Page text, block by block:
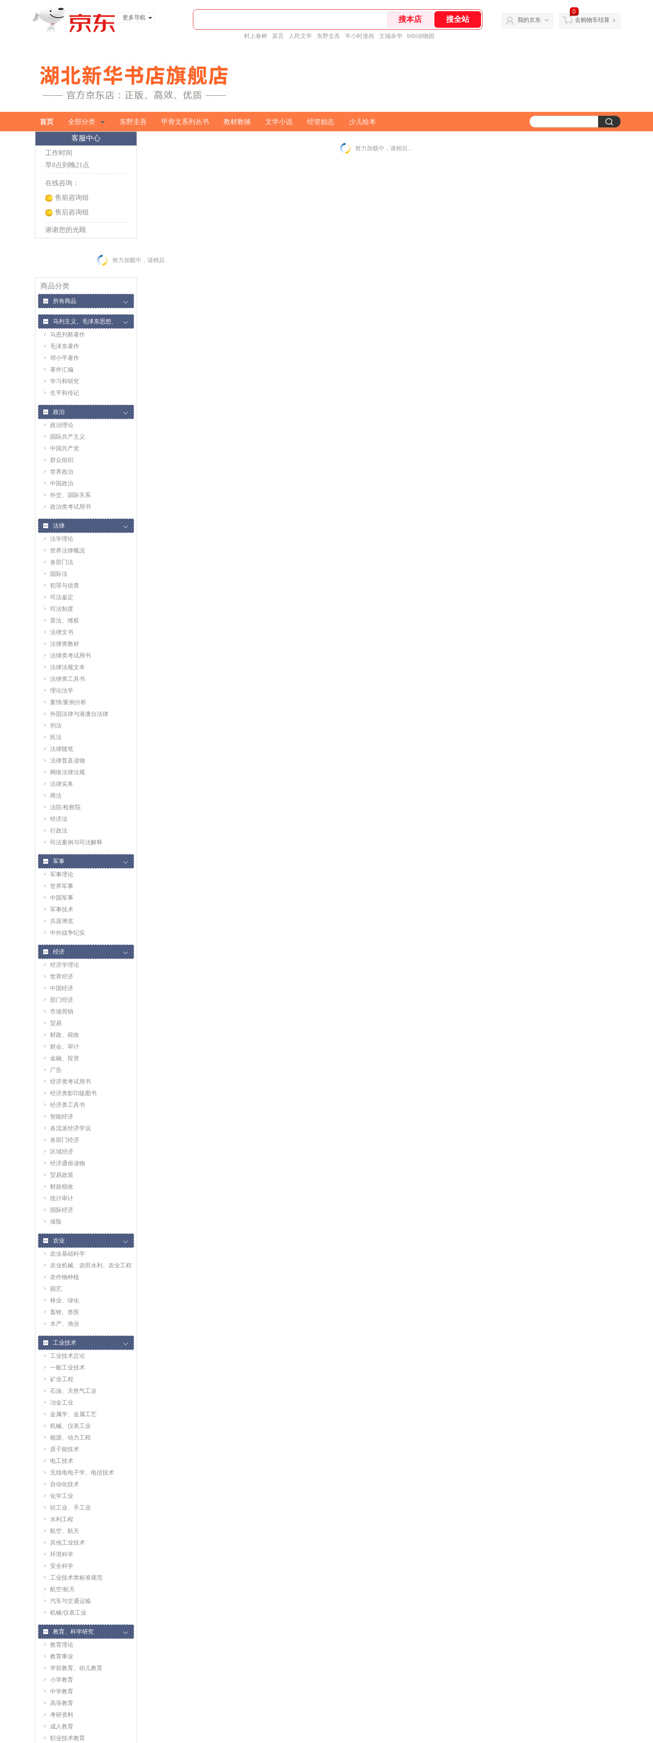
更多导航
村上春树 莫言 人民文学 东野圭吾 半小时漫画 文城余华 bibi动物园
我的京东
0
去购物车结算
首页 全部分类 东野圭吾 甲骨文系列丛书 教材教辅 文学小说 经管励志 少儿绘本
客服中心
工作时间
早8点到晚21点
在线咨询：
售前咨询组
售后咨询组
谢谢您的光顾
努力加载中，请稍后...
商品分类
所有商品
马列主义、毛泽东思想、
邓小平理论
马恩列斯著作
毛泽东著作
邓小平著作
著作汇编
学习和研究
生平和传记
政治
政治理论
国际共产主义
中国共产党
群众组织
世界政治
中国政治
外交、国际关系
政治类考试用书
法律
法学理论
世界法律概况
各部门法
国际法
犯罪与侦查
司法鉴定
司法制度
普法、维权
法律文书
法律类教材
法律类考试用书
法律法规文本
法律类工具书
理论法学
案情/案例分析
外国法律与港澳台法律
刑法
民法
法律随笔
法律普及读物
网络法律法规
法律实务
商法
法院/检察院
经济法
行政法
司法案例与司法解释
军事
军事理论
世界军事
中国军事
军事技术
兵器博览
中外战争纪实
经济
经济学理论
世界经济
中国经济
部门经济
市场营销
贸易
财政、税收
财会、审计
金融、投资
广告
经济类考试用书
经济类影印版图书
经济类工具书
智能经济
各流派经济学说
各部门经济
区域经济
经济通俗读物
贸易政策
财政税收
统计审计
国际经济
保险
农业
农业基础科学
农业机械、农田水利、农业工程
农作物种植
园艺
林业、绿化
畜牧、兽医
水产、渔业
工业技术
工业技术总论
一般工业技术
矿业工程
石油、天然气工业
冶金工业
金属学、金属工艺
机械、仪表工业
能源、动力工程
原子能技术
电工技术
无线电电子学、电信技术
自动化技术
化学工业
轻工业、手工业
水利工程
航空、航天
其他工业技术
环境科学
安全科学
工业技术类标准规范
航空/航天
汽车与交通运输
机械/仪表工业
教育、科学研究
教育理论
教育事业
学前教育、幼儿教育
小学教育
中学教育
高等教育
考研资料
成人教育
职业技术教育
努力加载中，请稍后...